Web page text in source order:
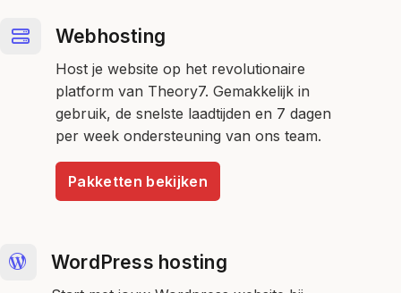
Webhosting
Host je website op het revolutionaire
platform van Theory7. Gemakkelijk in
gebruik, de snelste laadtijden en 7 dagen
per week ondersteuning van ons team.
Pakketten bekijken
WordPress hosting